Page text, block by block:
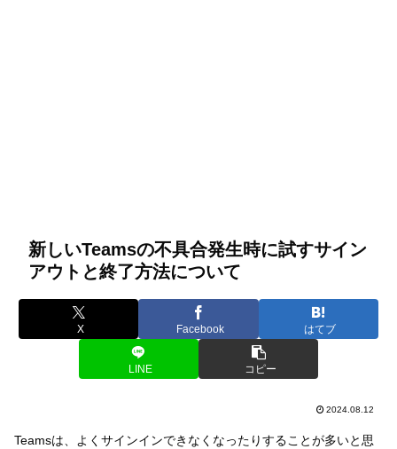
新しいTeamsの不具合発生時に試すサイン
アウトと終了方法について
X Facebook はてブ
LINE コピー
2024.08.12
Teamsは、よくサインインできなくなったりすることが多いと思